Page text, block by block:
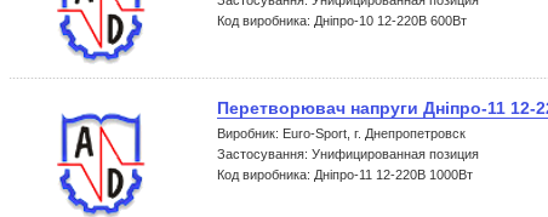
Код виробника: Дніпро-10 12-220В 600Вт
Перетворювач напруги Дніпро-11 12-
Виробник: Euro-Sport, г. Днепропетровск
Застосування: Унифицированная позиция
Код виробника: Дніпро-11 12-220В 1000Вт